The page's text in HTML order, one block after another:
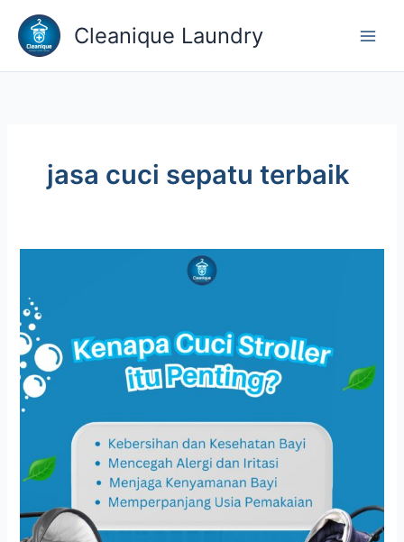
konten
Cleanique Laundry
jasa cuci sepatu terbaik
Laundry
Sepatu
Terbaik